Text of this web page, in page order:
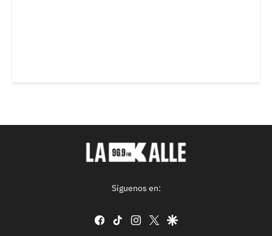
Síguenos en:
facebook
tiktok instagram
twittergoogle